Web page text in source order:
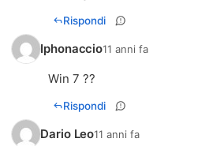
Rispondi
Iphonaccio11 anni fa
Win 7 ??
Rispondi
Dario Leo11 anni fa